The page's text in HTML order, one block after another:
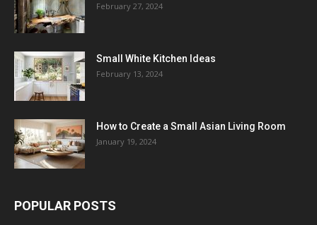
February 27, 2024
Small White Kitchen Ideas
February 13, 2024
How to Create a Small Asian Living Room
January 19, 2024
POPULAR POSTS